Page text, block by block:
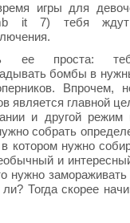
игры для
it 7) тебя ждут
ее проста:
бомбы в
Впрочем,
является главной
и другой режим
собрать
котором нужно
и
нужно
Тогда скорее